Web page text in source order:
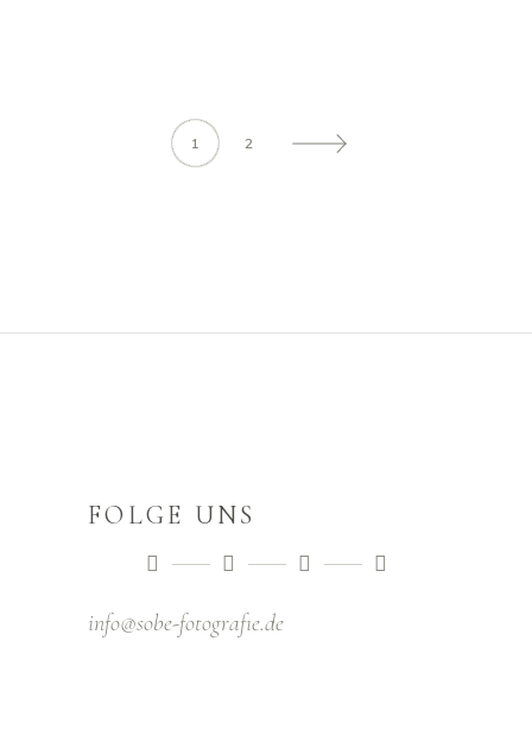
1 2
FOLGE UNS
info@sobe-fotografıe.de